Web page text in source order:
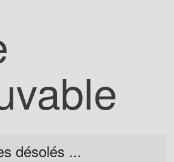
désolés ...